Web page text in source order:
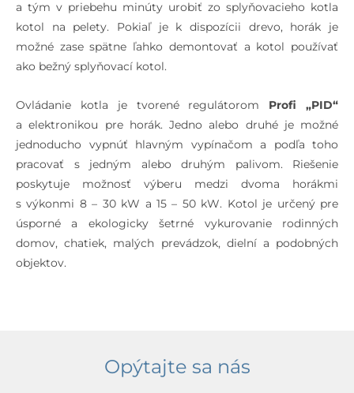
Predpísané
palivo – drevo
–
Suché drevo s
max.
Predpísané
Priemerná
spotreba
paliva – drevo
kg/h 6,5 7,8
Priemerná
spotreba
paliva – pelety
kg/h
Orientačná
a tým v priebehu minúty urobiť zo splyňovacieho kotla
kotol na pelety. Pokiaľ je k dispozícii drevo, horák je
možné zase spätne ľahko demontovať a kotol používať
ako bežný splyňovací kotol.
Ovládanie kotla je tvorené regulátorom Profi „PID“
a elektronikou pre horák. Jedno alebo druhé je možné
jednoducho vypnúť hlavným vypínačom a podľa toho
pracovať s jedným alebo druhým palivom. Riešenie
poskytuje možnosť výberu medzi dvoma horákmi
s výkonmi 8 – 30 kW a 15 – 50 kW. Kotol je určený pre
úsporné a ekologicky šetrné vykurovanie rodinných
domov, chatiek, malých prevádzok, dielní a podobných
objektov.
Opýtajte sa nás